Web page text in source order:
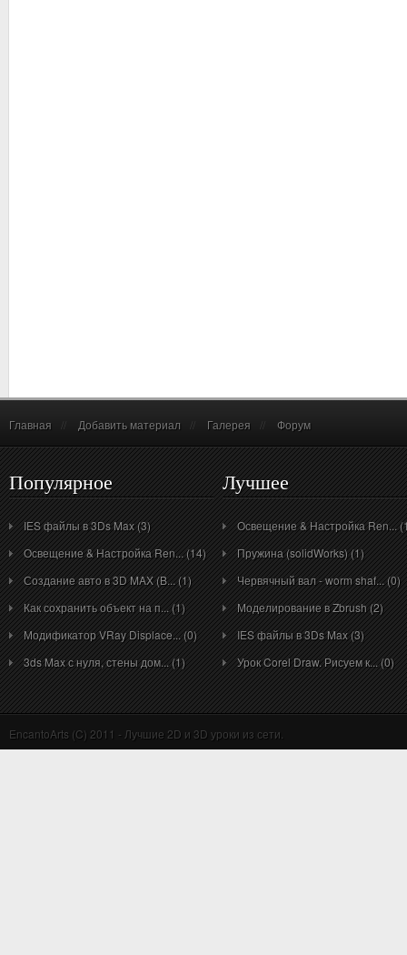
Главная Добавить материал Галерея Форум
Популярное
IES файлы в 3Ds Max (3)
Освещение & Настройка Ren... (14)
Создание авто в 3D MAX (B... (1)
Как сохранить объект на п... (1)
Модификатор VRay Displace... (0)
3ds Max с нуля, стены дом... (1)
Лучшее
Освещение & Настройка Ren...
Пружина (solidWorks) (1)
Червячный вал - worm shaf... (0)
Моделирование в Zbrush (2)
IES файлы в 3Ds Max (3)
Урок Corel Draw. Рисуем к... (0)
EncantoArts (C) 2011 - Лучшие 2D и 3D уроки из сети.